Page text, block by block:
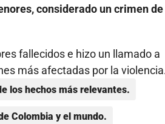
considerado un crimen de
fallecidos e hizo un llamado a
más afectadas por la
los hechos más relevantes.
Colombia y el mundo.